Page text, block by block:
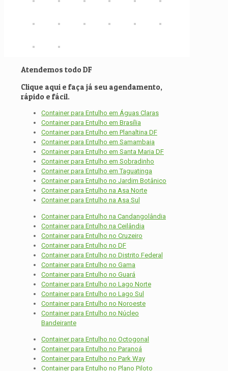
Atendemos todo DF
Clique aqui e faça já seu agendamento,
rápido e fácil.
Container para Entulho em Águas Claras
Container para Entulho em Brasília
Container para Entulho em Planaltina DF
Container para Entulho em Samambaia
Container para Entulho em Santa Maria DF
Container para Entulho em Sobradinho
Container para Entulho em Taguatinga
Container para Entulho no Jardim Botânico
Container para Entulho na Asa Norte
Container para Entulho na Asa Sul
Container para Entulho na Candangolândia
Container para Entulho na Ceilândia
Container para Entulho no Cruzeiro
Container para Entulho no DF
Container para Entulho no Distrito Federal
Container para Entulho no Gama
Container para Entulho no Guará
Container para Entulho no Lago Norte
Container para Entulho no Lago Sul
Container para Entulho no Noroeste
Container para Entulho no Núcleo
Bandeirante
Container para Entulho no Octogonal
Container para Entulho no Paranoá
Container para Entulho no Park Way
Container para Entulho no Plano Piloto